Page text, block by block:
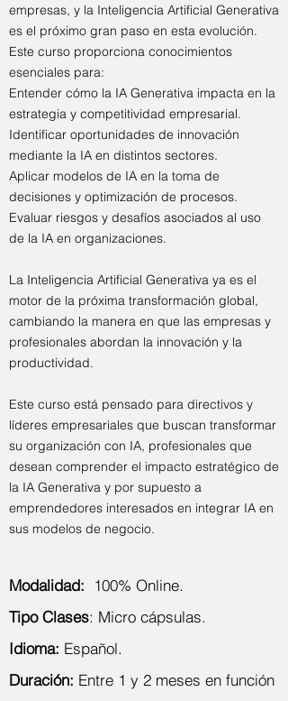
empresas, y la Inteligencia Artificial Generativa
es el próximo gran paso en esta evolución.
Este curso proporciona conocimientos
esenciales para:
Entender cómo la IA Generativa impacta en la
estrategia y competitividad empresarial.
Identificar oportunidades de innovación
mediante la IA en distintos sectores.
Aplicar modelos de IA en la toma de
decisiones y optimización de procesos.
Evaluar riesgos y desafíos asociados al uso
de la IA en organizaciones.
La Inteligencia Artificial Generativa ya es el
motor de la próxima transformación global,
cambiando la manera en que las empresas y
profesionales abordan la innovación y la
productividad.
Este curso está pensado para directivos y
líderes empresariales que buscan transformar
su organización con IA, profesionales que
desean comprender el impacto estratégico de
la IA Generativa y por supuesto a
emprendedores interesados en integrar IA en
sus modelos de negocio.
Modalidad: 100% Online.
Tipo Clases: Micro cápsulas.
Idioma: Español.
Duración: Entre 1 y 2 meses en función